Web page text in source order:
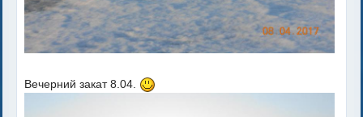
Вечерний закат 8.04.